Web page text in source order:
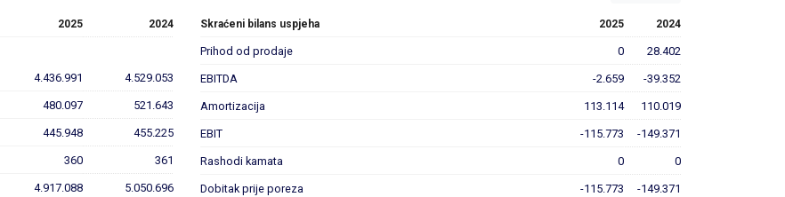
2025 2024
4.436.991 4.529.053
480.097 521.643
445.948 455.225
360 361
4.917.088 5.050.696
Skraćeni bilans uspjeha 2025 2024
Prihod od prodaje 0 28.402
EBITDA -2.659 -39.352
Amortizacija 113.114 110.019
EBIT -115.773 -149.371
Rashodi kamata 0 0
Dobitak prije poreza -115.773 -149.371